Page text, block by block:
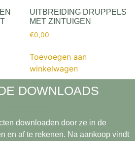
UITBREIDING DRUPPELS
MET ZINTUIGEN
€0,00
Toevoegen aan
winkelwagen
DOWNLOADS
downloaden door ze in de
en af te rekenen. Na aankoop vindt